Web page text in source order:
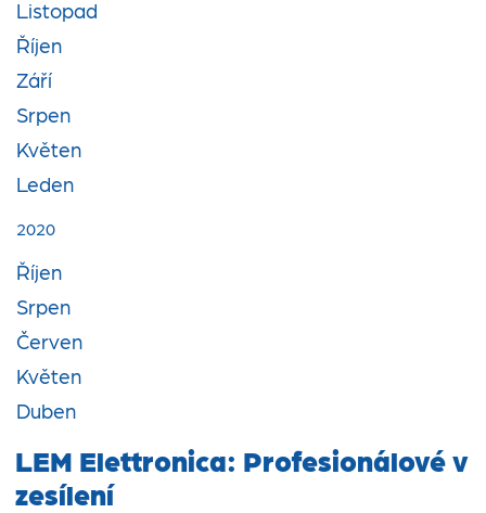
Listopad
Říjen
Září
Srpen
Květen
Leden
2020
Říjen
Srpen
Červen
Květen
Duben
LEM Elettronica: Profesionálové v
zesílení